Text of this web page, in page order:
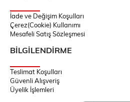
İade ve Değişim Koşulları
Çerez(Cookie) Kullanımı
Mesafeli Satış Sözleşmesi
BİLGİLENDİRME
Teslimat Koşulları
Güvenli Alışveriş
Üyelik İşlemleri